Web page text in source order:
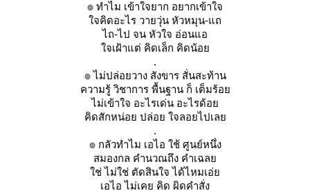
๏ ทำไม เข้าใจยาก อยากเข้าใจ
จคิดอะไร วายวุ่น หัวหมุน-แถ
ไถ-ไป จน หัวใจ อ่อนแอ
จเฝ้าแต่ คิดเล็ก คิดน้อ
.
๏ ไม่ปล่อยวาง สังขาร สั่นสะท้าน
ความรู้ วิชาการ พื้นฐาน ก็ เต็มร้อ
ไม่เข้าใจ อะไรเด่น อะไรด้อ
คิดสักหน่อย ปล่อย ใจลอยไปเล
.
๏ กลัวทำไม เอไอ ใช้ ศูนย์หนึ่ง
สมองกล คำนวณถึง คำเฉล
ช่ ไม่ใช่ ตัดสินใจ ได้ไหมเอ่
เอไอ ไม่เคย คิด ผิดคำสั่ง